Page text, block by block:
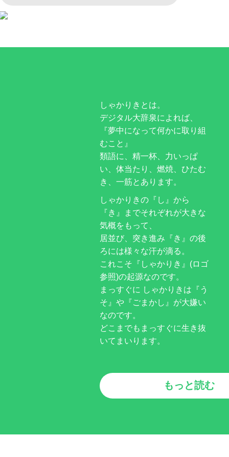
しゃかりきとは。
デジタル大辞泉によれば、
『夢中になって何かに取り組
むこと』
類語に、精一杯、力いっぱ
い、体当たり、燃焼、ひたむ
き、一筋とあります。
しゃかりきの『し』から
『き』までそれぞれが大きな
気概をもって、
居並び、突き進み『き』の後
ろには様々な汗が滴る。
これこそ『しゃかりき』(ロゴ
参照)の起源なのです。
まっすぐに しゃかりきは『う
そ』や『ごまかし』が大嫌い
なのです。
どこまでもまっすぐに生き抜
いてまいります。
もっと読む